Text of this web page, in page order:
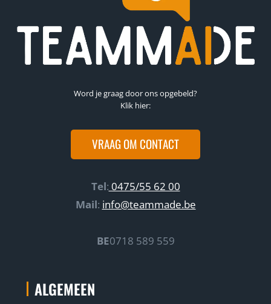
Word je graag door ons opgebeld?
Klik hier:
VRAAG OM CONTACT
Tel: 0475/55 62 00
Mail: info@teammade.be
BE0718 589 559
ALGEMEEN